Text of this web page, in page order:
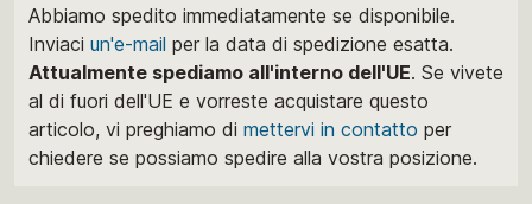
Abbiamo spedito immediatamente se disponibile.
Inviaci un'e-mail per la data di spedizione esatta.
Attualmente spediamo all'interno dell'UE. Se vivete
al di fuori dell'UE e vorreste acquistare questo
articolo, vi preghiamo di mettervi in ​​contatto per
chiedere se possiamo spedire alla vostra posizione.